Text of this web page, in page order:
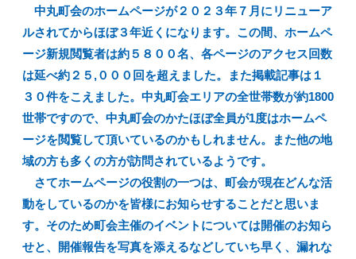
中丸町会のホームページが２０２３年７月にリニューア
ルされてからほぼ３年近くになります。この間、ホームペ
ージ新規閲覧者は約５８００名、各ページのアクセス回数
は延べ約２５,０００回を超えました。また掲載記事は１
３０件をこえました。中丸町会エリアの全世帯数が約1800
世帯ですので、中丸町会のかたほぼ全員が1度はホームペ
ージを閲覧して頂いているのかもしれません。また他の地
域の方も多くの方が訪問されているようです。
さてホームページの役割の一つは、町会が現在どんな活
動をしているのかを皆様にお知らせすることだと思いま
す。そのため町会主催のイベントについては開催のお知ら
せと、開催報告を写真を添えるなどしていち早く、漏れな